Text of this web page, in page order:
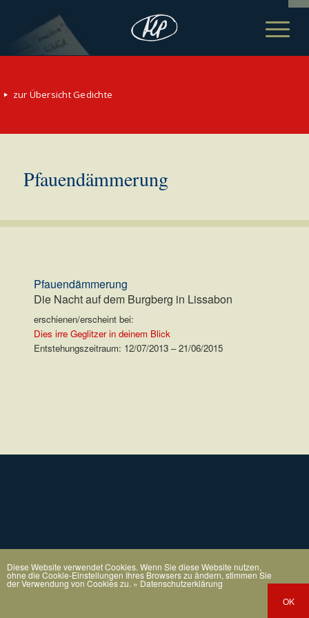
zur Übersicht Gedichte
Pfauendämmerung
Pfauendämmerung
Die Nacht auf dem Burgberg in Lissabon
erschienen/erscheint bei:
Dies irre Geglitzer in deinem Blick
Entstehungszeitraum: 12/07/2013 – 21/06/2015
Diese Website verwendet Cookies. Wenn Sie diese Website nutzen,
ohne die Cookie-Einstellungen Ihres Browsers zu ändern, stimmen Sie
der Verwendung von Cookies zu. » Datenschutzerklärung
OK